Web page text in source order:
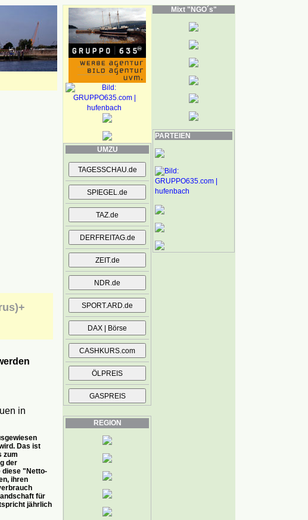
UMZU
REGION
Mixt "NGO´s"
PARTEIEN
in
Das ist
zum
der
diese "Netto-
ihren
für
jährlich